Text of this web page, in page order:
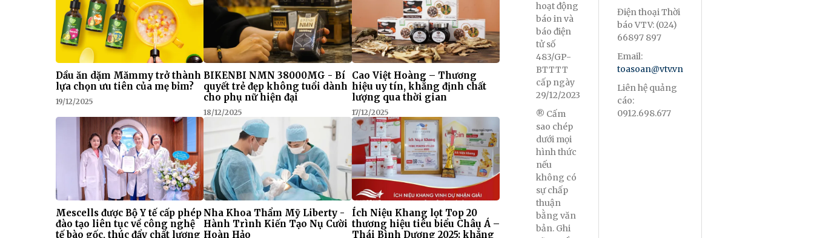
Dầu ăn dặm Mămmy trở thành
lựa chọn ưu tiên của mẹ bỉm?
19/12/2025
BIKENBI NMN 38000MG - Bí
quyết trẻ đẹp không tuổi dành
cho phụ nữ hiện đại
18/12/2025
Cao Việt Hoàng – Thương
hiệu uy tín, khẳng định chất
lượng qua thời gian
17/12/2025
Mescells được Bộ Y tế cấp phép
đào tạo liên tục về công nghệ
tế bào gốc, thúc đẩy chất lượng
Nha Khoa Thẩm Mỹ Liberty -
Hành Trình Kiến Tạo Nụ Cười
Hoàn Hảo
Ích Niệu Khang lọt Top 20
thương hiệu tiêu biểu Châu Á –
Thái Bình Dương 2025: khẳng
hoạt động
báo in và
báo điện
tử số
483/GP-
BTTTT
cấp ngày
29/12/2023
® Cấm
sao chép
dưới mọi
hình thức
nếu
không có
sự chấp
thuận
bằng văn
bản. Ghi
Điện thoại Thời
báo VTV: (024)
66897 897
Email:
toasoan@vtv.vn
Liên hệ quảng
cáo:
0912.698.677